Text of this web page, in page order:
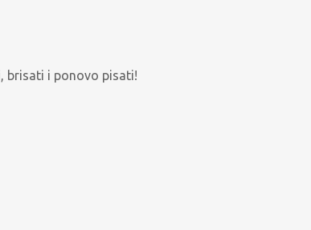
brisati i ponovo pisati!